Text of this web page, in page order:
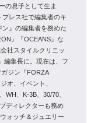
の息子として生ま
レス社で編集者のキ
』の編集者を務めた
』『OCEANS』な
社スタイルクリニッ
編集長に。現在は、フ
ジン『FORZA
オ、イベント、
WH、K-3B、30/70、
ディレクターも務め
ォッチ＆ジュエリー